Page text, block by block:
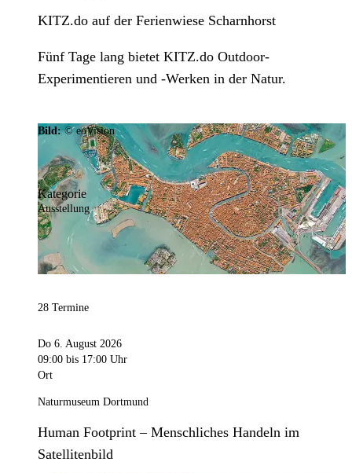
KITZ.do auf der Ferienwiese Scharnhorst
Fünf Tage lang bietet KITZ.do Outdoor-
Experimentieren und -Werken in der Natur.
Bild:© eoVision
Kategorie
Ausstellung
28 Termine
Do 6. August 2026
09:00 bis 17:00 Uhr
Ort
Naturmuseum Dortmund
Human Footprint – Menschliches Handeln im
Satellitenbild